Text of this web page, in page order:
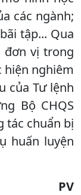
các ngành;
tập... Qua
đơn vị trong
hiện nghiêm
của Tư lệnh
Bộ CHQS
tác chuẩn bị
huấn luyện
PV